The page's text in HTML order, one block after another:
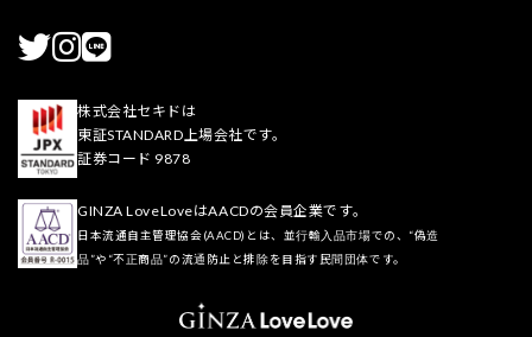
株式会社セキドは
東証STANDARD上場会社です。
証券コード 9878
GINZA LoveLoveはAACDの会員企業です。
日本流通自主管理協会(AACD)とは、並行輸入品市場での、“偽造
品”や“不正商品”の流通防止と排除を目指す民間団体です。